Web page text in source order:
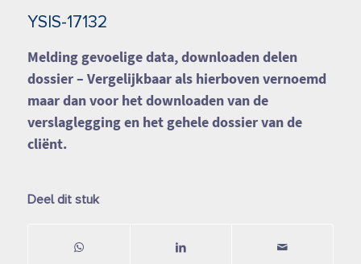
YSIS-17132
Melding gevoelige data, downloaden delen
dossier– Vergelijkbaar als hierboven vernoemd
maar dan voor het downloaden van de
verslaglegging en het gehele dossier van de
cliënt.
Deel dit stuk